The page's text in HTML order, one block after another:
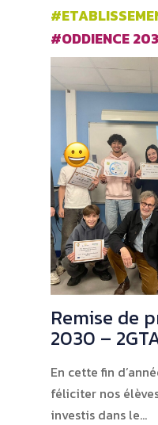
#ODDIENCE
Remise de
2030 –
En cette fin
féliciter nos
investis dans le…